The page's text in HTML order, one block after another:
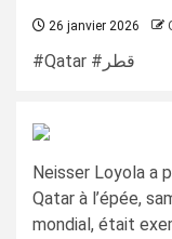
26 janvier 2026
#Qatar #قطر
Neisser Loyola a
Qatar à l’épée,
mondial, était